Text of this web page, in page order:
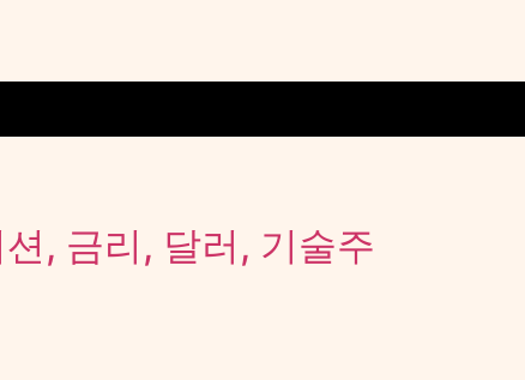
, 금리, 달러, 기술주